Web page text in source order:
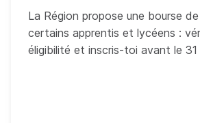
La Région propose une bourse
certains apprentis et lycéens :
éligibilité et inscris-toi avant le